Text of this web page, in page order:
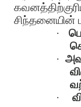
சிந்தனையின்
·
·
·